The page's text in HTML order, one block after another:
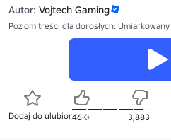
Autor: Vojtech Gaming
Poziom treści dla dorosłych: Umiarkowany
Dodaj do ulubionych
46K+ 3,883